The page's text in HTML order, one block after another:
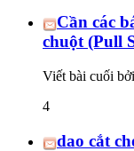
Cần các
chuột (Pull
Viết bài cuối bởi
4
dao cắt